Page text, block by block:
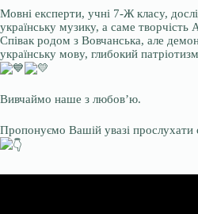
Мовні експерти, учні 7-Ж класу,
українську музику, а саме
Співак родом з Вовчанська, але
українську мову, глибокий
Вивчаймо наше з любов’ю.
Пропонуємо Вашій увазі прослухати